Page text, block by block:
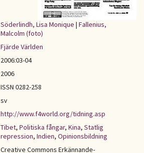
Söderlindh, Lisa Monique | Fallenius,
Malcolm (foto)
Fjärde Världen
2006:03-04
2006
ISSN 0282-258
sv
http://www.f4world.org/tidning.asp
Tibet, Politiska fångar, Kina, Statlig
repression, Indien, Opinionsbildning
Creative Commons Erkännande-